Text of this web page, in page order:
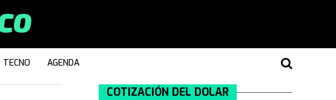
TECNO AGENDA
COTIZACIÓN DEL DOLAR